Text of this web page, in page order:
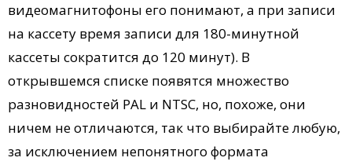
видеомагнитофоны его понимают, а при записи
на кассету время записи для 180-минутной
кассеты сократится до 120 минут). В
открывшемся списке появятся множество
разновидностей PAL и NTSC, но, похоже, они
ничем не отличаются, так что выбирайте любую,
за исключением непонятного формата